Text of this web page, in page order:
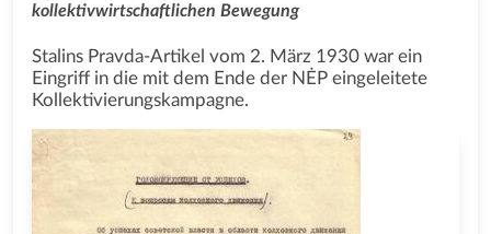
kollektivwirtschaftlichen Bewegung
Stalins Pravda-Artikel vom 2. März 1930 war ein
Eingriff in die mit dem Ende der NĖP eingeleitete
Kollektivierungskampagne.